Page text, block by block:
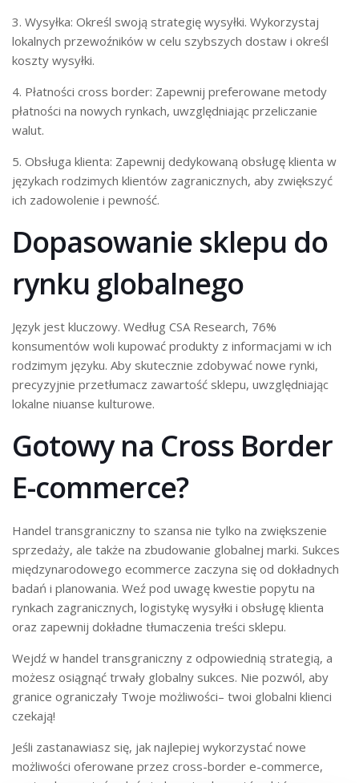
3. Wysyłka: Określ swoją strategię wysyłki. Wykorzystaj
lokalnych przewoźników w celu szybszych dostaw i określ
koszty wysyłki.
4. Płatności cross border: Zapewnij preferowane metody
płatności na nowych rynkach, uwzględniając przeliczanie
walut.
5. Obsługa klienta: Zapewnij dedykowaną obsługę klienta w
językach rodzimych klientów zagranicznych, aby zwiększyć
ich zadowolenie i pewność.
Dopasowanie sklepu do
rynku globalnego
Język jest kluczowy. Według CSA Research, 76%
konsumentów woli kupować produkty z informacjami w ich
rodzimym języku. Aby skutecznie zdobywać nowe rynki,
precyzyjnie przetłumacz zawartość sklepu, uwzględniając
lokalne niuanse kulturowe.
Gotowy na Cross Border
E-commerce?
Handel transgraniczny to szansa nie tylko na zwiększenie
sprzedaży, ale także na zbudowanie globalnej marki. Sukces
międzynarodowego ecommerce zaczyna się od dokładnych
badań i planowania. Weź pod uwagę kwestie popytu na
rynkach zagranicznych, logistykę wysyłki i obsługę klienta
oraz zapewnij dokładne tłumaczenia treści sklepu.
Wejdź w handel transgraniczny z odpowiednią strategią, a
możesz osiągnąć trwały globalny sukces. Nie pozwól, aby
granice ograniczały Twoje możliwości– twoi globalni klienci
czekają!
Jeśli zastanawiasz się, jak najlepiej wykorzystać nowe
możliwości oferowane przez cross-border e-commerce,